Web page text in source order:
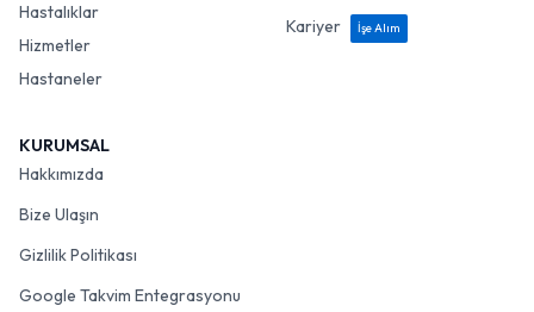
Hastalıklar
Hizmetler
Hastaneler
Kariyer
İşe Alım
KURUMSAL
Hakkımızda
Bize Ulaşın
Gizlilik Politikası
Google Takvim Entegrasyonu